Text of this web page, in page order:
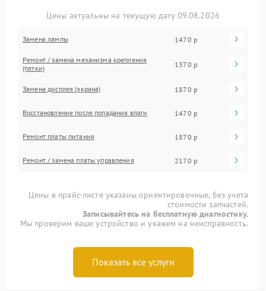
Цены актуальны на текущую дату 09.08.2026
Замена лампы 1470 р
Ремонт / замена механизма крепления
(пятки)
1370 р
Замена дисплея (экрана) 1870 р
Восстановление после попадания влаги 1470 р
Ремонт платы питания 1870 р
Ремонт / замена платы управления 2170 р
Цены в прайс-листе указаны ориентировочные, без учета
стоимости запчастей.
Записывайтесь на бесплатную диагностику.
Мы проверим ваше устройство и укажем на неисправность.
Показать все услуги